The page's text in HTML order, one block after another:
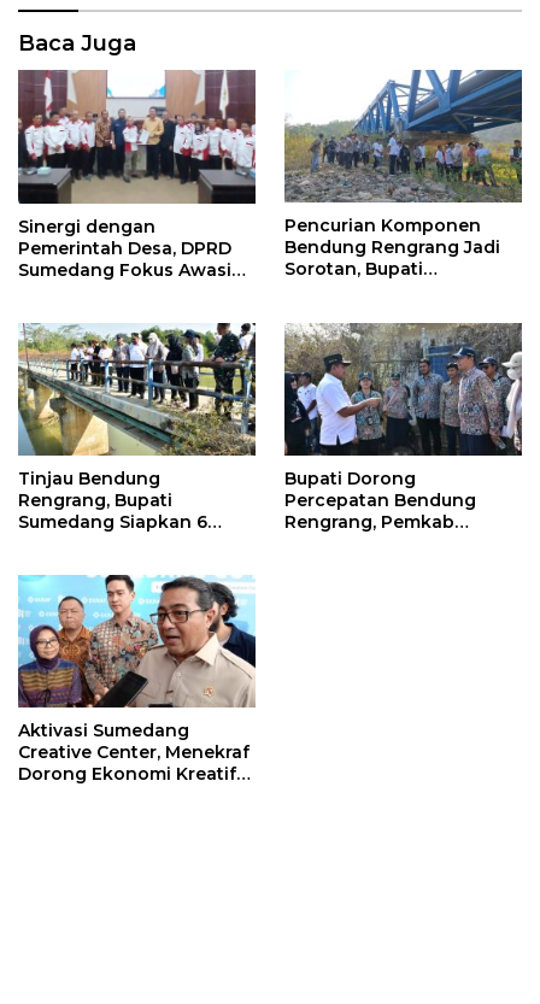
Baca Juga
Sinergi dengan
Pemerintah Desa, DPRD
Sumedang Fokus Awasi
Pencurian Komponen
Bendung Rengrang Jadi
Sorotan, Bupati
Tinjau Bendung
Rengrang, Bupati
Sumedang Siapkan 6
Bupati Dorong
Percepatan Bendung
Rengrang, Pemkab
Aktivasi Sumedang
Creative Center, Menekraf
Dorong Ekonomi Kreatif